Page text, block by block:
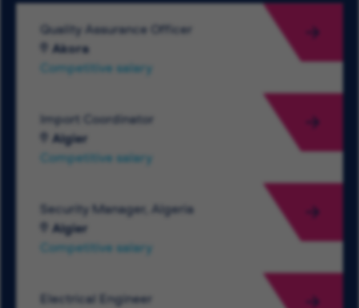
Quality Assurance Officer
Akora
Competitive salary
Import Coordinator
Algier
Competitive salary
Security Manager, Algeria
Algier
Competitive salary
Electrical Engineer